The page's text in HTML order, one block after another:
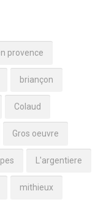
provence
briançon
Colaud
Gros oeuvre
L'argentiere
mithieux